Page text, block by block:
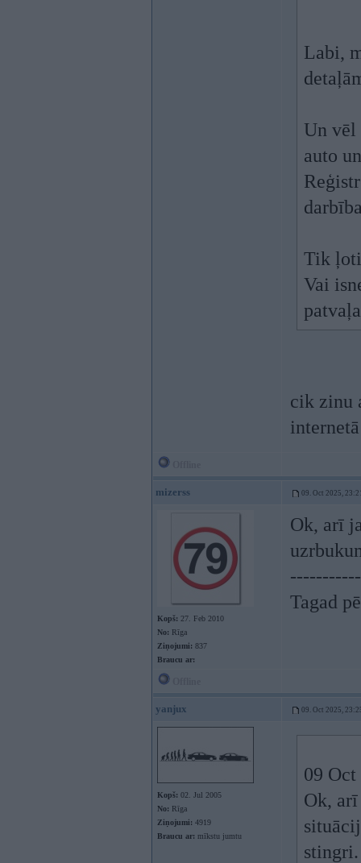
Labi,
Un vēl
auto
Tik
Vai
cik zinu
mizerss 09. Oct 2025,
Kopš: 27. Feb 2010
No: Rīga
Ziņojumi: 837
Braucu ar:
Ok, arī
Tagad
yanjux 09. Oct 2025,
Kopš: 02. Jul 2005
No: Rīga
Ziņojumi: 4919
Braucu ar: mīkstu jumtu
09
Ok,
stingri.